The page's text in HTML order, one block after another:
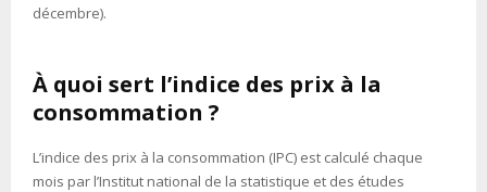
décembre).
À quoi sert l’indice des prix à la
consommation ?
L’indice des prix à la consommation (IPC) est calculé chaque
mois par l’Institut national de la statistique et des études